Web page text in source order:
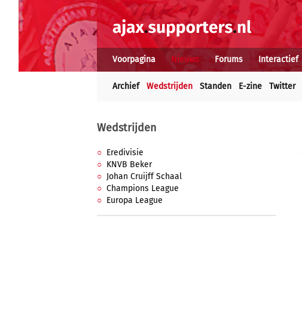
Voorpagina Nieuws Forums Interactief
Archief Wedstrijden Standen E-zine Twitter
Wedstrijden
Eredivisie
KNVB Beker
Johan Cruijff Schaal
Champions League
Europa League